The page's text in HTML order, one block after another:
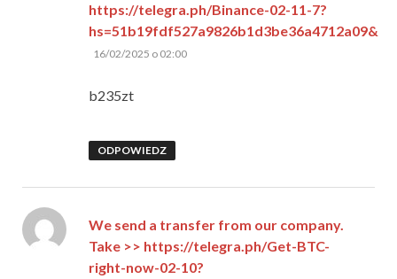
https://telegra.ph/Binance-02-11-7?
hs=51b19fdf527a9826b1d3be36a4712a09&
pisze:
16/02/2025 o 02:00
b235zt
ODPOWIEDZ
We send a transfer from our company.
Take >> https://telegra.ph/Get-BTC-
right-now-02-10?